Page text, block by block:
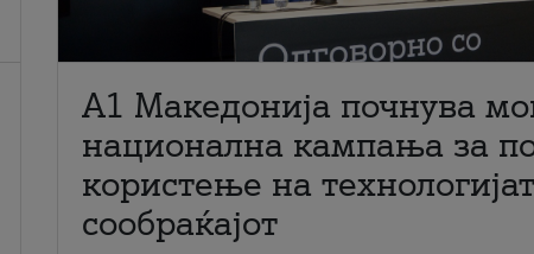
A1 Македонија почнува
национална кампања за
користење на
сообраќајот